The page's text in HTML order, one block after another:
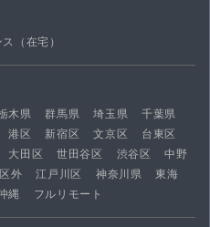
（在宅）
木県 群馬県 埼玉県
千葉県
港区 新宿区 文京区
台東区
大田区 世田谷区 渋谷区
中野
外 江戸川区 神奈川県
東海
縄 フルリモート